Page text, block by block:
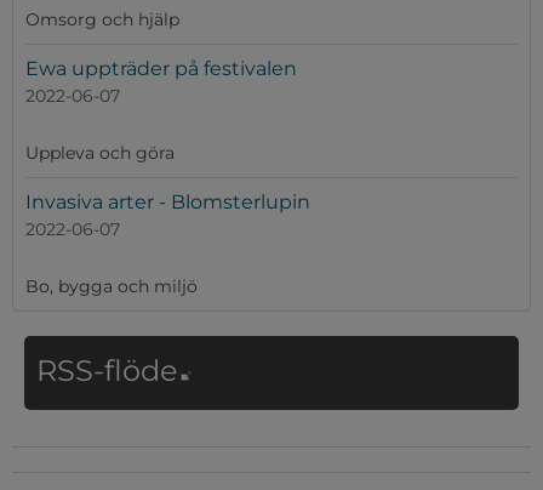
Omsorg och hjälp
Ewa uppträder på festivalen
2022-06-07
Uppleva och göra
Invasiva arter - Blomsterlupin
2022-06-07
Bo, bygga och miljö
RSS-flöde